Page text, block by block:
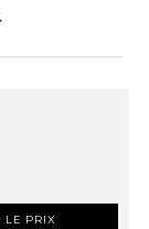
LE PRIX